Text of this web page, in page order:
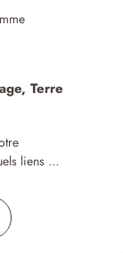
Terre
liens …